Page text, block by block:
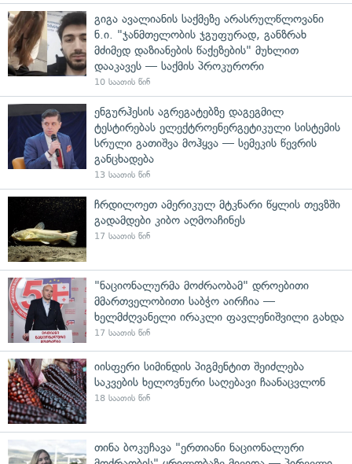
გიგა ავალიანის საქმეზე არასრულწლოვანი
ნ.ი. "ჯანმთელობის ჯგუფურად, განზრახ
მძიმედ დაზიანების წაქეზების" მუხლით
დააკავეს — საქმის პროკურორი
10 საათის წინ
ენგურჰესის აგრეგატებზე დაგეგმილ
ტესტირებას ელექტროენერგეტიკული სისტემის
სრული გათიშვა მოჰყვა — სემეკის წევრის
განცხადება
13 საათის წინ
ჩრდილოეთ ამერიკულ მტკნარი წყლის თევზში
გადამდები კიბო აღმოაჩინეს
17 საათის წინ
"ნაციონალურმა მოძრაობამ" დროებითი
მმართველობითი საბჭო აირჩია —
ხელმძღვანელი ირაკლი ფავლენიშვილი გახდა
17 საათის წინ
იისფერი სიმინდის პიგმენტით შეიძლება
საკვების ხელოვნური საღებავი ჩაანაცვლონ
18 საათის წინ
თინა ბოკუჩავა "ერთიანი ნაციონალური